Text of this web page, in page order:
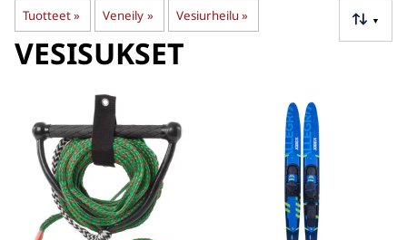
Tuotteet‪» Veneily ‪» Vesiurheilu‪» ▼
VESISUKSET